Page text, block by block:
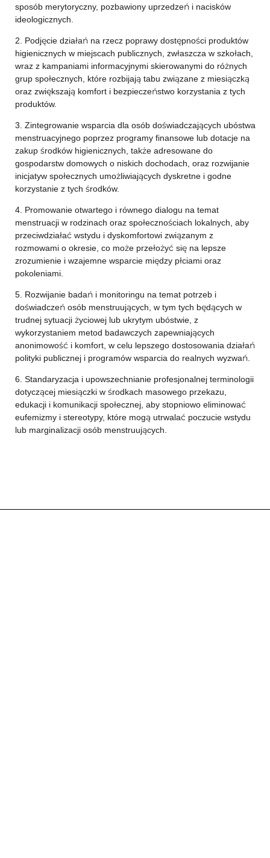
sposób merytoryczny, pozbawiony uprzedzeń i nacisków
ideologicznych.
2. Podjęcie działań na rzecz poprawy dostępności produktów
higienicznych w miejscach publicznych, zwłaszcza w szkołach,
wraz z kampaniami informacyjnymi skierowanymi do różnych
grup społecznych, które rozbijają tabu związane z miesiączką
oraz zwiększają komfort i bezpieczeństwo korzystania z tych
produktów.
3. Zintegrowanie wsparcia dla osób doświadczających ubóstwa
menstruacyjnego poprzez programy finansowe lub dotacje na
zakup środków higienicznych, także adresowane do
gospodarstw domowych o niskich dochodach, oraz rozwijanie
inicjatyw społecznych umożliwiających dyskretne i godne
korzystanie z tych środków.
4. Promowanie otwartego i równego dialogu na temat
menstruacji w rodzinach oraz społecznościach lokalnych, aby
przeciwdziałać wstydu i dyskomfortowi związanym z
rozmowami o okresie, co może przełożyć się na lepsze
zrozumienie i wzajemne wsparcie między płciami oraz
pokoleniami.
5. Rozwijanie badań i monitoringu na temat potrzeb i
doświadczeń osób menstruujących, w tym tych będących w
trudnej sytuacji życiowej lub ukrytym ubóstwie, z
wykorzystaniem metod badawczych zapewniających
anonimowość i komfort, w celu lepszego dostosowania działań
polityki publicznej i programów wsparcia do realnych wyzwań.
6. Standaryzacja i upowszechnianie profesjonalnej terminologii
dotyczącej miesiączki w środkach masowego przekazu,
edukacji i komunikacji społecznej, aby stopniowo eliminować
eufemizmy i stereotypy, które mogą utrwalać poczucie wstydu
lub marginalizacji osób menstruujących.